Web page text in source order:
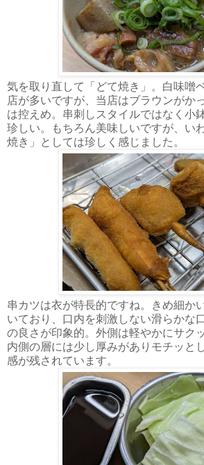
気を取り直して「どて焼き」。白味噌
店が多いですが、当店はブラウンがか
は控えめ。串刺しスタイルではなく小
珍しい。もちろん美味しいですが、い
焼き」としては珍しく感じました。
串カツは衣が特長的ですね。きめ細か
いており、口内を刺激しない滑らかな
の良さが印象的。外側は軽やかにサク
内側の層には少し厚みがありモチッと
感が残されています。